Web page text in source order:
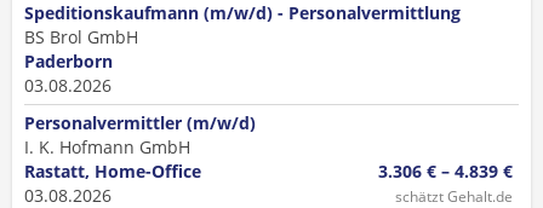
Speditionskaufmann (m/w/d) - Personalvermittlung
BS Brol GmbH
Paderborn
03.08.2026
Personalvermittler (m/w/d)
I. K. Hofmann GmbH
Rastatt, Home-Office
03.08.2026
3.306 € – 4.839 €
schätzt Gehalt.de